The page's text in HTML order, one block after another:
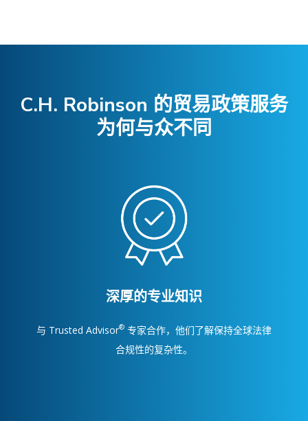
C.H. Robinson 的贸易政策服务
为何与众不同
深厚的专业知识
与 Trusted Advisor® 专家合作，他们了解保持全球法律
合规性的复杂性。